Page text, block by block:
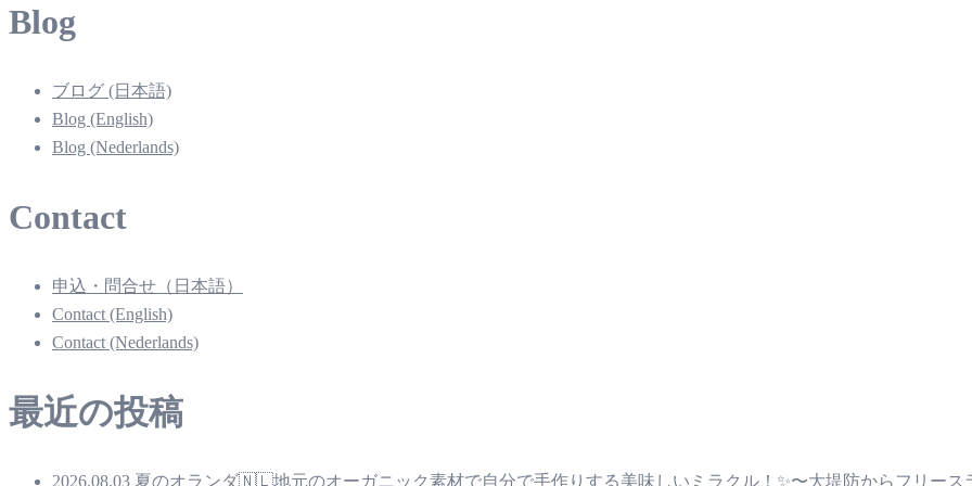
Blog
ブログ (日本語)
Blog (English)
Blog (Nederlands)
Contact
申込・問合せ（日本語）
Contact (English)
Contact (Nederlands)
最近の投稿
2026.08.03 夏のオランダ🇳🇱地元のオーガニック素材で自分で手作りする美味しいミラクル！✨〜大堤防からフリース